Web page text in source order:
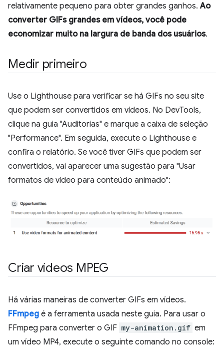
relativamente pequeno para obter grandes ganhos.Ao
converter GIFs grandes em vídeos, você pode
economizar muito na largura de banda dos usuários.
Medir primeiro
Use o Lighthouse para verificar se há GIFs no seu site
que podem ser convertidos em vídeos. No DevTools,
clique na guia "Auditorias" e marque a caixa de seleção
"Performance". Em seguida, execute o Lighthouse e
confira o relatório. Se você tiver GIFs que podem ser
convertidos, vai aparecer uma sugestão para "Usar
formatos de vídeo para conteúdo animado":
Criar vídeos MPEG
Há várias maneiras de converter GIFs em vídeos.
FFmpeg é a ferramenta usada neste guia. Para usar o
FFmpeg para converter o GIF my-animation.gif em
um vídeo MP4, execute o seguinte comando no console: